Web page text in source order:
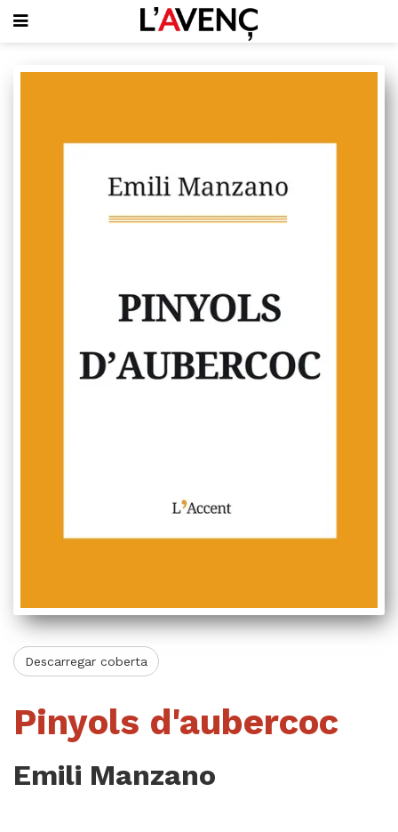
PLECS D'HISTÒRIA LOCAL
El llibre de la setmana
SUBSCRIU-T'HI
Descarregar coberta
Pinyols d'aubercoc
Emili Manzano